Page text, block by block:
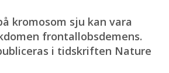
kromosom sju kan vara
frontallobsdemens.
i tidskriften Nature